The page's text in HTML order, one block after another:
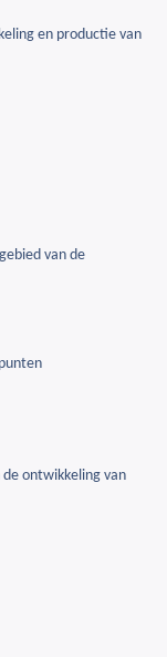
en productie van
van de
de ontwikkeling van